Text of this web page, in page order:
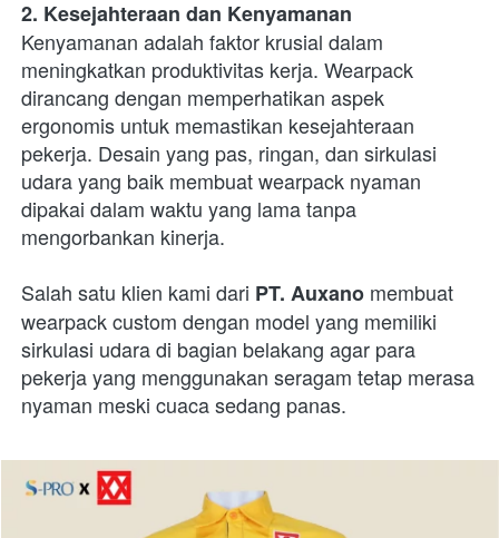
2. Kesejahteraan dan Kenyamanan
Kenyamanan adalah faktor krusial dalam
meningkatkan produktivitas kerja. Wearpack
dirancang dengan memperhatikan aspek
ergonomis untuk memastikan kesejahteraan
pekerja. Desain yang pas, ringan, dan sirkulasi
udara yang baik membuat wearpack nyaman
dipakai dalam waktu yang lama tanpa
mengorbankan kinerja.
Salah satu klien kami dari PT. Auxano membuat
wearpack custom dengan model yang memiliki
sirkulasi udara di bagian belakang agar para
pekerja yang menggunakan seragam tetap merasa
nyaman meski cuaca sedang panas.